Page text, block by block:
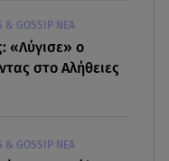
της η ηθοποιός -
& GOSSIP ΝΕΑ
«Λύγισε» ο
στο Αλήθειες
& GOSSIP ΝΕΑ